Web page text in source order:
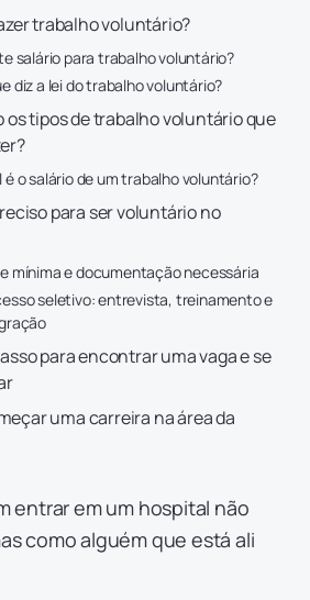
trabalho voluntário?
salário para trabalho voluntário?
diz a lei do trabalho voluntário?
os tipos de trabalho voluntário que
é o salário de um trabalho voluntário?
para ser voluntário no
mínima e documentação necessária
seletivo: entrevista, treinamento e
para encontrar uma vaga e se
uma carreira na área da
entrar em um hospital não
como alguém que está ali